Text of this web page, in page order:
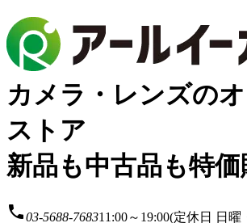
カメラ・レンズの
ストア
新品も中古品も特価
local_phone03-5688-768311:00～19:00(定休日 日曜